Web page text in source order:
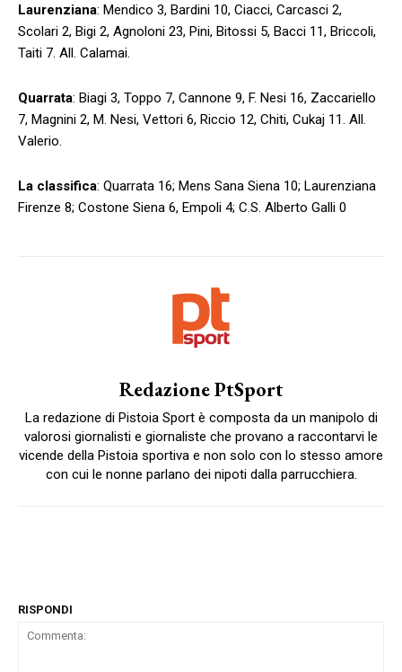
Laurenziana: Mendico 3, Bardini 10, Ciacci, Carcasci 2,
Scolari 2, Bigi 2, Agnoloni 23, Pini, Bitossi 5, Bacci 11, Briccoli,
Taiti 7. All. Calamai.
Quarrata: Biagi 3, Toppo 7, Cannone 9, F. Nesi 16, Zaccariello
7, Magnini 2, M. Nesi, Vettori 6, Riccio 12, Chiti, Cukaj 11. All.
Valerio.
La classifica: Quarrata 16; Mens Sana Siena 10; Laurenziana
Firenze 8; Costone Siena 6, Empoli 4; C.S. Alberto Galli 0
Redazione PtSport
La redazione di Pistoia Sport è composta da un manipolo di
valorosi giornalisti e giornaliste che provano a raccontarvi le
vicende della Pistoia sportiva e non solo con lo stesso amore
con cui le nonne parlano dei nipoti dalla parrucchiera.
RISPONDI